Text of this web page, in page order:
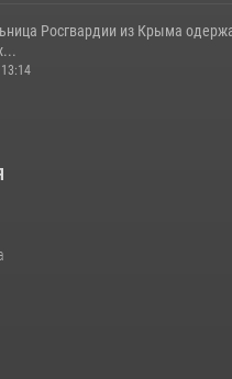
Росгвардии из Крыма